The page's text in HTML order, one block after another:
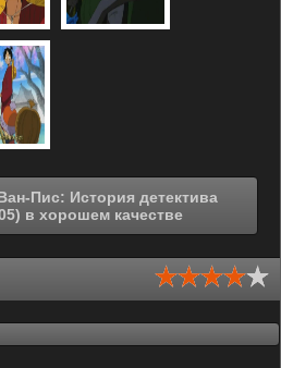
Мугивары (2005) в хорошем качестве